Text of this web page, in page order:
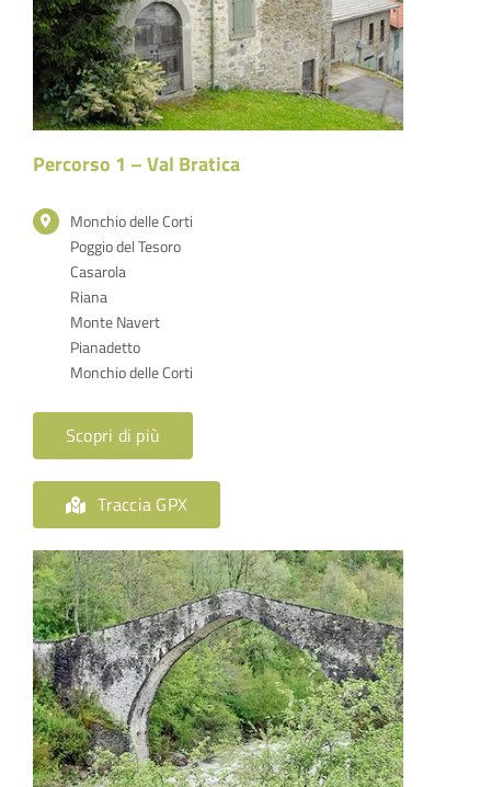
Percorso 1 – Val Bratica
Monchio delle Corti
Poggio del Tesoro
Casarola
Riana
Monte Navert
Pianadetto
Monchio delle Corti
Scopri di più
Traccia GPX